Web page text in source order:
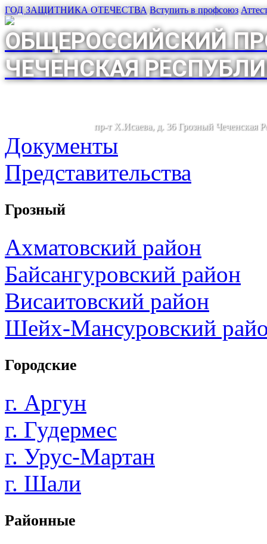
ГОД ЗАЩИТНИКА ОТЕЧЕСТВА Вступить в профсоюз
ОБЩЕРОССИЙСКИЙ
ЧЕЧЕНСКАЯ
пр-т Х.Исаева, д. 36 Грозный Чеченская
Документы
Представительства
Грозный
Ахматовский район
Байсангуровский район
Висаитовский район
Шейх-Мансуровский
Городские
г. Аргун
г. Гудермес
г. Урус-Мартан
г. Шали
Районные